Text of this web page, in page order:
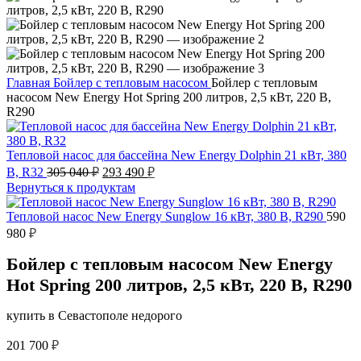
Главная Бойлер с тепловым насосом Бойлер с тепловым
насосом New Energy Hot Spring 200 литров, 2,5 кВт, 220 В,
R290
Тепловой насос для бассейна New Energy Dolphin 21 кВт, 380
В, R32 305 040₽ Первоначальная
цена
составляла
305
293 490 ₽Текущая
293
490 ₽.
Вернуться к продуктам
Тепловой насос New Energy Sunglow 16 кВт, 380 В, R290 590
980 ₽
Бойлер с тепловым насосом New Energy
Hot Spring 200 литров, 2,5 кВт, 220 В, R290
купить в Севастополе недорого
201 700 ₽